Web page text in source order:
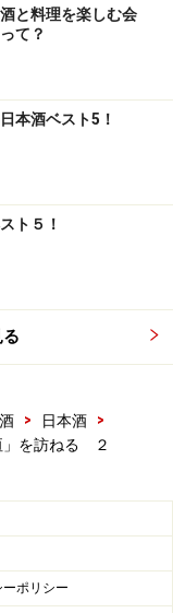
と料理を楽しむ会
て？
本酒ベスト5！
ト５！
> 日本酒
>
」を訪ねる ２
ポリシー